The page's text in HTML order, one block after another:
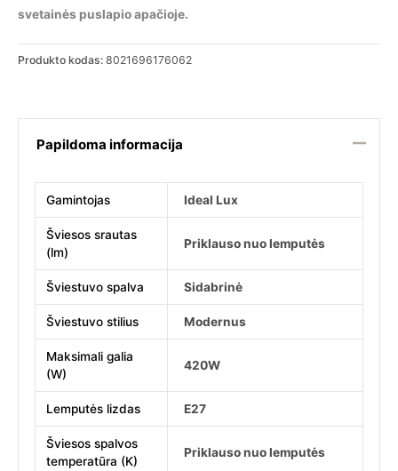
NICKEL,
svetainės puslapio apačioje.
Produkto kodas: 8021696176062
Papildoma informacija
Gamintojas Ideal Lux
Šviesos srautas
(lm)
Priklauso nuo lemputės
Šviestuvo spalva Sidabrinė
Šviestuvo stilius Modernus
Maksimali galia
(W)
420W
Lemputės lizdas E27
Šviesos spalvos
temperatūra (K)
Priklauso nuo lemputės